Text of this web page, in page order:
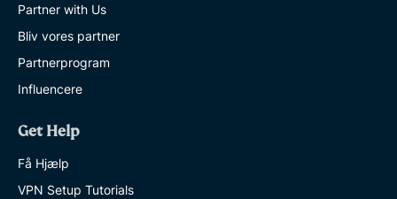
Partner with Us
Bliv vores partner
Partnerprogram
Influencere
Get Help
Få Hjælp
VPN Setup Tutorials